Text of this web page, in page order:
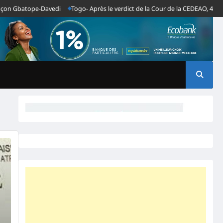
Davedi Togo- Après le verdict de la Cour de la CEDEAO, 43